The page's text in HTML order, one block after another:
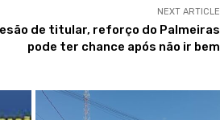
NEXT ARTICLE
de titular, reforço do Palmeiras
pode ter chance após não ir bem